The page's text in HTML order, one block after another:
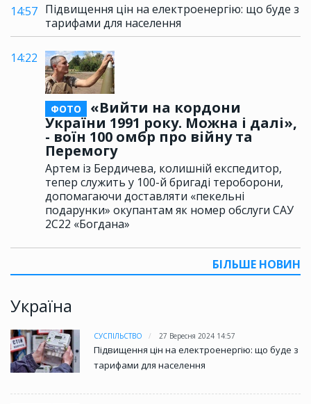
14:57 Підвищення цін на електроенергію: що буде з
тарифами для населення
14:22
ФОТО
«Вийти на кордони
України 1991 року. Можна і далі»,
- воїн 100 омбр про війну та
Перемогу
Артем із Бердичева, колишній експедитор,
тепер служить у 100-й бригаді тероборони,
допомагаючи доставляти «пекельні
подарунки» окупантам як номер обслуги САУ
2С22 «Богдана»
БІЛЬШЕ НОВИН
Україна
СУСПІЛЬСТВО 27 Вересня 2024 14:57
Підвищення цін на електроенергію: що буде з
тарифами для населення